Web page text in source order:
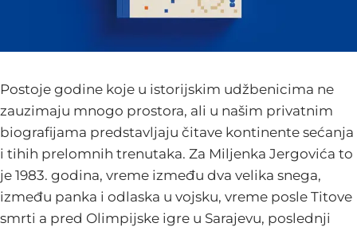
Postoje godine koje u istorijskim udžbenicima ne
zauzimaju mnogo prostora, ali u našim privatnim
biografijama predstavljaju čitave kontinente sećanja
i tihih prelomnih trenutaka. Za Miljenka Jergovića to
je 1983. godina, vreme između dva velika snega,
između panka i odlaska u vojsku, vreme posle Titove
smrti a pred Olimpijske igre u Sarajevu, poslednji